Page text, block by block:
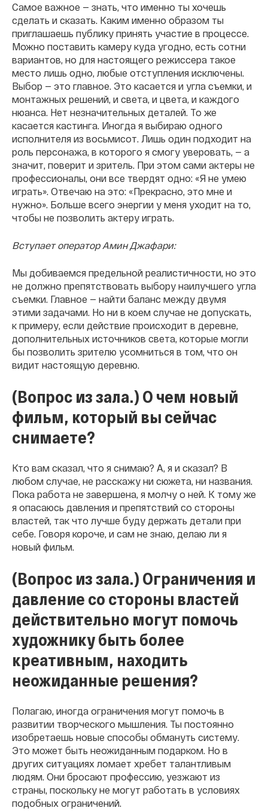
Самое важное — знать, что именно ты хочешь
сделать и сказать. Каким именно образом ты
приглашаешь публику принять участие в процессе.
Можно поставить камеру куда угодно, есть сотни
вариантов, но для настоящего режиссера такое
место лишь одно, любые отступления исключены.
Выбор — это главное. Это касается и угла съемки, и
монтажных решений, и света, и цвета, и каждого
нюанса. Нет незначительных деталей. То же
касается кастинга. Иногда я выбираю одного
исполнителя из восьмисот. Лишь один подходит на
роль персонажа, в которого я смогу уверовать, — а
значит, поверит и зритель. При этом сами актеры не
профессионалы, они все твердят одно: «Я не умею
играть». Отвечаю на это: «Прекрасно, это мне и
нужно». Больше всего энергии у меня уходит на то,
чтобы не позволить актеру играть.
Вступает оператор Амин Джафари:
Мы добиваемся предельной реалистичности, но это
не должно препятствовать выбору наилучшего угла
съемки. Главное — найти баланс между двумя
этими задачами. Но ни в коем случае не допускать,
к примеру, если действие происходит в деревне,
дополнительных источников света, которые могли
бы позволить зрителю усомниться в том, что он
видит настоящую деревню.
(Вопрос из зала.) О чем новый
фильм, который вы сейчас
снимаете?
Кто вам сказал, что я снимаю? А, я и сказал? В
любом случае, не расскажу ни сюжета, ни названия.
Пока работа не завершена, я молчу о ней. К тому же
я опасаюсь давления и препятствий со стороны
властей, так что лучше буду держать детали при
себе. Говоря короче, и сам не знаю, делаю ли я
новый фильм.
(Вопрос из зала.) Ограничения и
давление со стороны властей
действительно могут помочь
художнику быть более
креативным, находить
неожиданные решения?
Полагаю, иногда ограничения могут помочь в
развитии творческого мышления. Ты постоянно
изобретаешь новые способы обмануть систему.
Это может быть неожиданным подарком. Но в
других ситуациях ломает хребет талантливым
людям. Они бросают профессию, уезжают из
страны, поскольку не могут работать в условиях
подобных ограничений.